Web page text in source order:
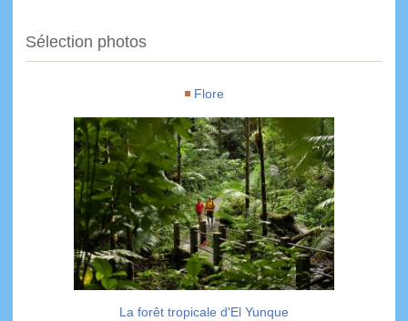
Sélection photos
Flore
La forêt tropicale d'El Yunque